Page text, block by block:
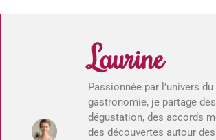
Laurine
Passionnée par l’univers
gastronomie, je partage
dégustation, des accords
des découvertes autour